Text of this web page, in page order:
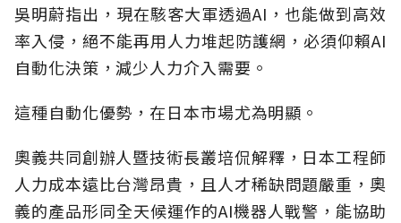
吳明蔚指出，現在駭客大軍透過AI，也能做到高效
率入侵，絕不能再用人力堆起防護網，必須仰賴AI
自動化決策，減少人力介入需要。
這種自動化優勢，在日本市場尤為明顯。
奧義共同創辦人暨技術長叢培侃解釋，日本工程師
人力成本遠比台灣昂貴，且人才稀缺問題嚴重，奧
義的產品形同全天候運作的AI機器人戰警，能協助